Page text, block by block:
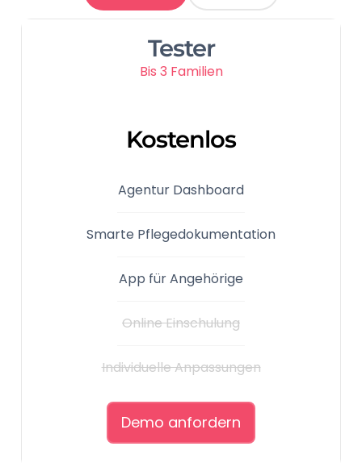
Tester
Bis 3 Familien
Kostenlos
Agentur Dashboard
Smarte Pflegedokumentation
App für Angehörige
Online Einschulung​
Individuelle Anpassungen​
Demo anfordern